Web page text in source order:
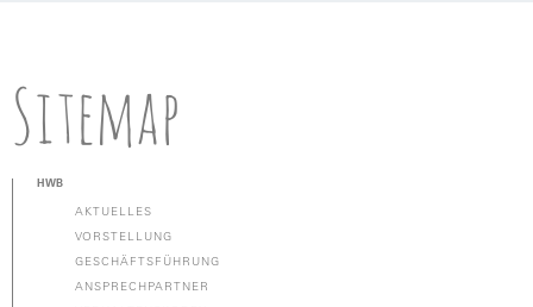
Sitemap
HWB
AKTUELLES
VORSTELLUNG
GESCHÄFTSFÜHRUNG
ANSPRECHPARTNER